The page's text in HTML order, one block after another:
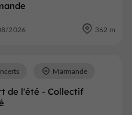
2026 362 m
de l'été - Collectif
Marmande